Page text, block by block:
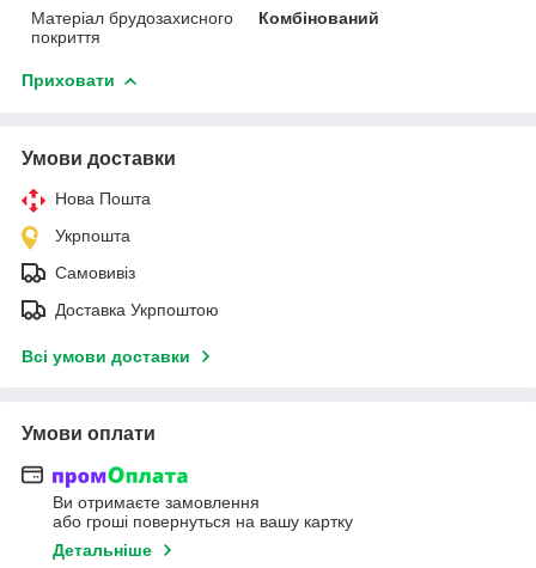
Матеріал брудозахисного
покриття
Комбінований
Приховати
Умови доставки
Нова Пошта
Укрпошта
Самовивіз
Доставка Укрпоштою
Всі умови доставки
Умови оплати
Ви отримаєте замовлення
або гроші повернуться на вашу картку
Детальніше